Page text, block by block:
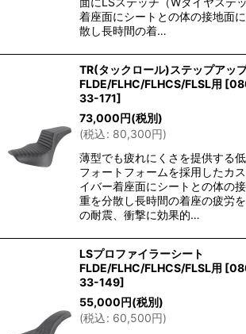
着座面にシートとの体の接地面
散し長時間の着…
TR(タックロール)ステップアッ
FLDE/FLHC/FLHCS/FLSL用 [
33-171]
73,000円(税別)
(税込: 80,300円)
薄型でも疲れにくさを提供する
フォートフォームを採用したカ
イバー着座面にシートとの体の
重を分散し長時間の着座の疲労
の耐震、衝撃に効果的…
LSプロファイラーシート
FLDE/FLHC/FLHCS/FLSL用 [
33-149]
55,000円(税別)
(税込: 60,500円)